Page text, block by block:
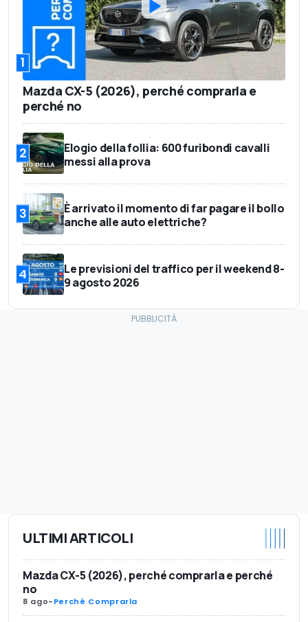
1
Mazda CX-5 (2026), perché comprarla e
perché no
2
Elogio della follia: 600 furibondi cavalli
messi alla prova
3
È arrivato il momento di far pagare il bollo
anche alle auto elettriche?
4
Le previsioni del traffico per il weekend 8-
9 agosto 2026
ULTIMI ARTICOLI
Mazda CX-5 (2026), perché comprarla e perché
no
8 ago-Perché Comprarla